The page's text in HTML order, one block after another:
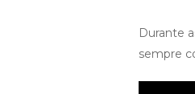
Durante
sempre